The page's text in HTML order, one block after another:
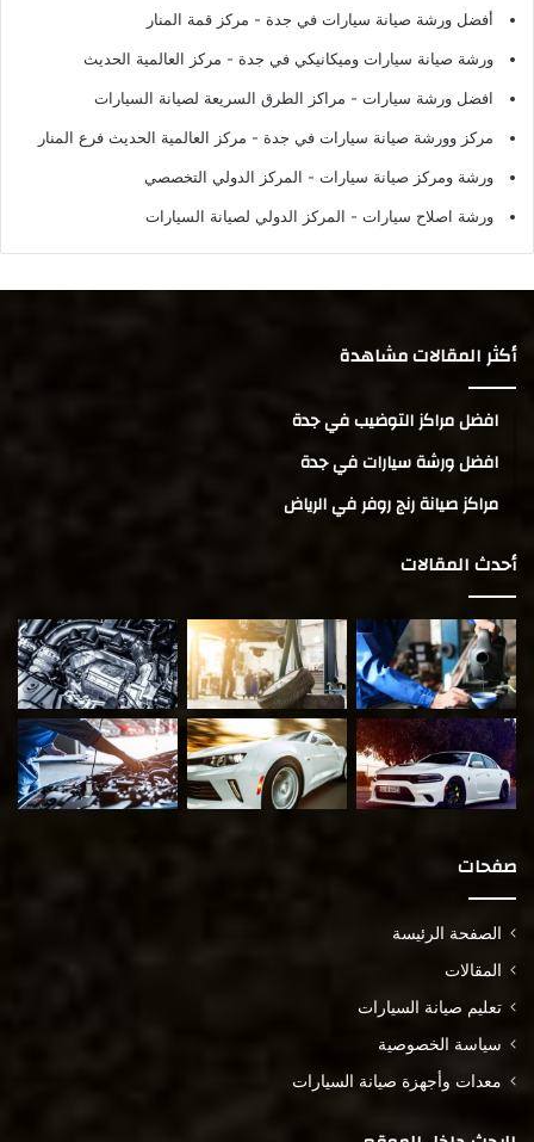
أفضل ورشة صيانة سيارات في جدة - مركز قمة المنار
ورشة صيانة سيارات وميكانيكي في جدة - مركز العالمية الحديث
افضل ورشة سيارات - مراكز الطرق السريعة لصيانة السيارات
مركز وورشة صيانة سيارات في جدة - مركز العالمية الحديث فرع المنار
ورشة ومركز صيانة سيارات - المركز الدولي التخصصي
ورشة اصلاح سيارات - المركز الدولي لصيانة السيارات
أكثر المقالات مشاهدة
افضل مراكز التوضيب في جدة
افضل ورشة سيارات في جدة
مراكز صيانة رنج روفر في الرياض
أحدث المقالات
صفحات
الصفحة الرئيسة
المقالات
تعليم صيانة السيارات
سياسة الخصوصية
معدات وأجهزة صيانة السيارات